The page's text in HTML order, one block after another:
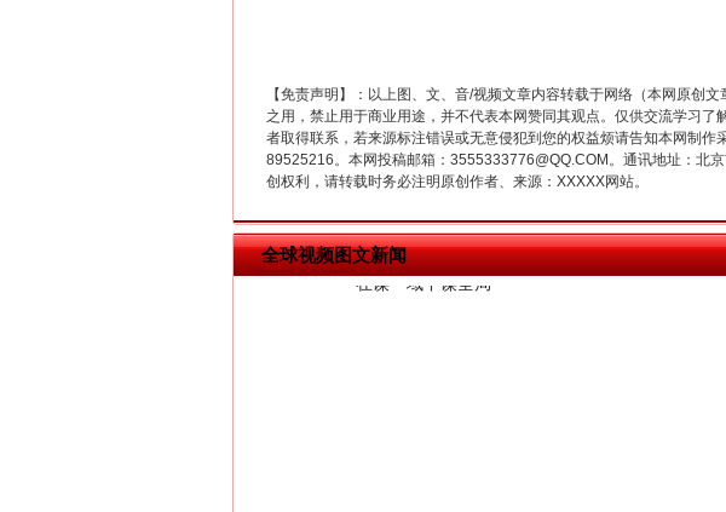
【免责声明】：以上图、文、音/视频文章内容转载于网络（本网原创
之用，禁止用于商业用途，并不代表本网赞同其观点。仅供交流学习
者取得联系，若来源标注错误或无意侵犯到您的权益烦请告知本网制
89525216。本网投稿邮箱：3555333776@QQ.COM。通讯地址：北
创权利，请转载时务必注明原创作者、来源：XXXXX网站。
全球视频图文新闻
在谋一域中谋全局